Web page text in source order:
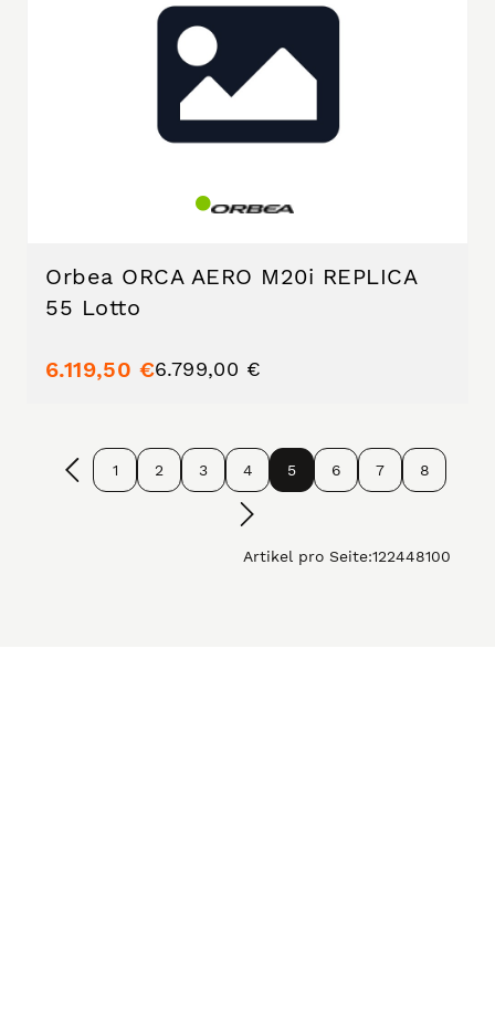
Orbea ORCA AERO M20i REPLICA
55 Lotto
6.119,50 €6.799,00 €
1 2 3 4 5 6 7 8
Artikel pro Seite:122448100